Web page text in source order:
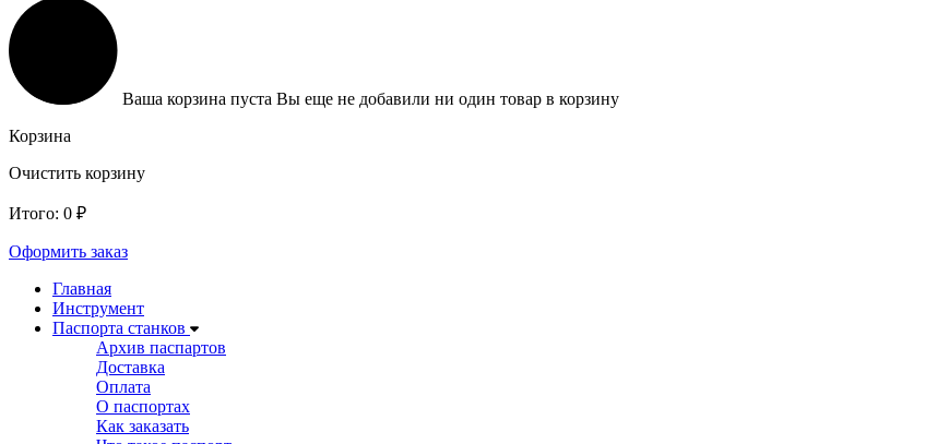
Ваша корзина пуста Вы еще не добавили ни один товар в корзину
Корзина
Очистить корзину
Итого: 0 ₽
Оформить заказ
Главная
Инструмент
Паспорта станков
Архив паспартов
Доставка
Оплата
О паспортах
Как заказать